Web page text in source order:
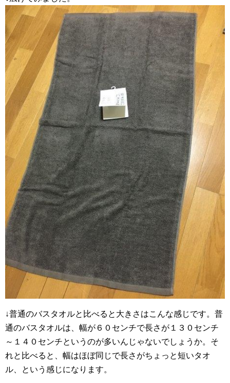
↓普通のバスタオルと比べると大きさはこんな感じです。普
通のバスタオルは、幅が６０センチで長さが１３０センチ
～１４０センチというのが多いんじゃないでしょうか。そ
れと比べると、幅はほぼ同じで長さがちょっと短いタオ
ル、という感じになります。